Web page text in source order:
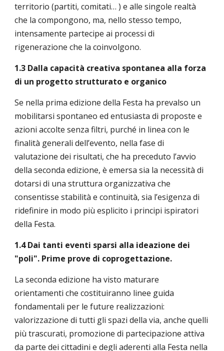
territorio (partiti, comitati… ) e alle singole realtà
che la compongono, ma, nello stesso tempo,
intensamente partecipe ai processi di
rigenerazione che la coinvolgono.
1.3 Dalla capacità creativa spontanea alla forza
di un progetto strutturato e organico
Se nella prima edizione della Festa ha prevalso un
mobilitarsi spontaneo ed entusiasta di proposte e
azioni accolte senza filtri, purché in linea con le
finalità generali dell’evento, nella fase di
valutazione dei risultati, che ha preceduto l’avvio
della seconda edizione, è emersa sia la necessità di
dotarsi di una struttura organizzativa che
consentisse stabilità e continuità, sia l’esigenza di
ridefinire in modo più esplicito i principi ispiratori
della Festa.
1.4 Dai tanti eventi sparsi alla ideazione dei
"poli". Prime prove di coprogettazione.
La seconda edizione ha visto maturare
orientamenti che costituiranno linee guida
fondamentali per le future realizzazioni:
valorizzazione di tutti gli spazi della via, anche quelli
più trascurati, promozione di partecipazione attiva
da parte dei cittadini e degli aderenti alla Festa nella